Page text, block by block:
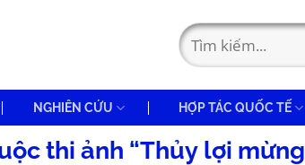
NGHIÊN CỨU HỢP TÁC QUỐC TẾ
thi ảnh “Thủy lợi mừng